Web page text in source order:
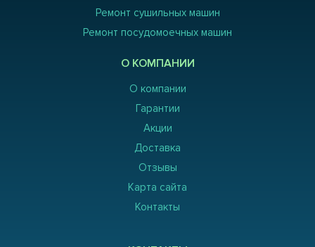
Ремонт сушильных машин
Ремонт посудомоечных машин
О КОМПАНИИ
О компании
Гарантии
Акции
Доставка
Отзывы
Карта сайта
Контакты